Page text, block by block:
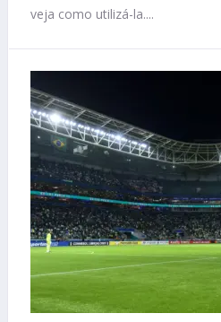
veja como utilizá-la....